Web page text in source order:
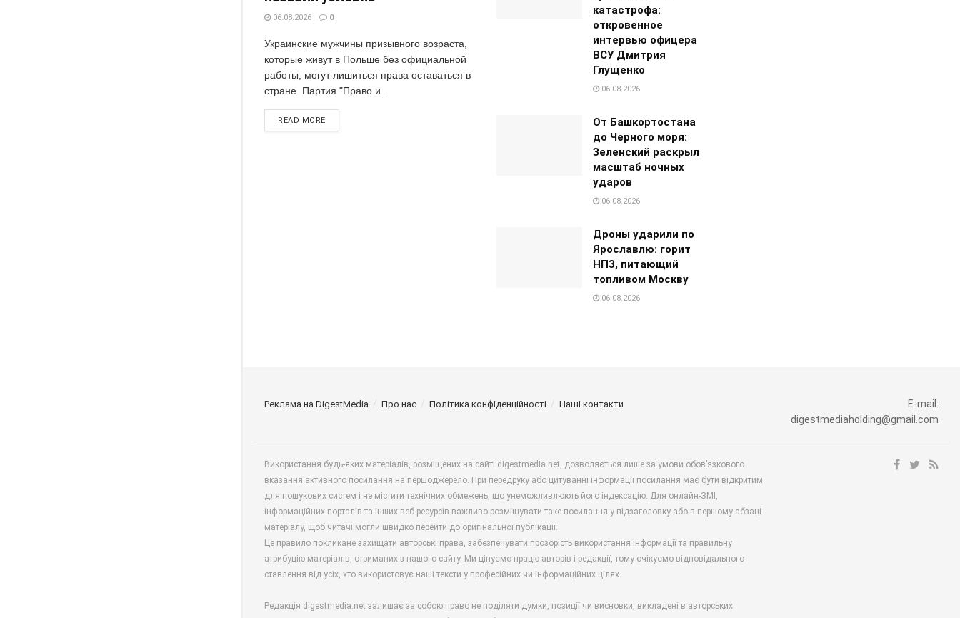
06.08.2026 0
Украинские мужчины призывного возраста,
которые живут в Польше без официальной
работы, могут лишиться права оставаться в
стране. Партия "Право и...
READ MORE
катастрофа:
откровенное
интервью офицера
ВСУ Дмитрия
Глущенко
06.08.2026
От Башкортостана
до Черного моря:
Зеленский раскрыл
масштаб ночных
ударов
06.08.2026
Дроны ударили по
Ярославлю: горит
НПЗ, питающий
топливом Москву
06.08.2026
Реклама на DigestMedia Про нас Політика конфіденційності Наші контакти
E-mail:
digestmediaholding@gmail.com
Використання будь-яких матеріалів, розміщених на сайті digestmedia.net, дозволяється лише за умови обов’язкового
вказання активного посилання на першоджерело. При передруку або цитуванні інформації посилання має бути відкритим
для пошукових систем і не містити технічних обмежень, що унеможливлюють його індексацію. Для онлайн-ЗМІ,
інформаційних порталів та інших веб-ресурсів важливо розміщувати таке посилання у підзаголовку або в першому абзаці
матеріалу, щоб читачі могли швидко перейти до оригінальної публікації.
Це правило покликане захищати авторські права, забезпечувати прозорість використання інформації та правильну
атрибуцію матеріалів, отриманих з нашого сайту. Ми цінуємо працю авторів і редакції, тому очікуємо відповідального
ставлення від усіх, хто використовує наші тексти у професійних чи інформаційних цілях.
Редакція digestmedia.net залишає за собою право не поділяти думки, позиції чи висновки, викладені в авторських